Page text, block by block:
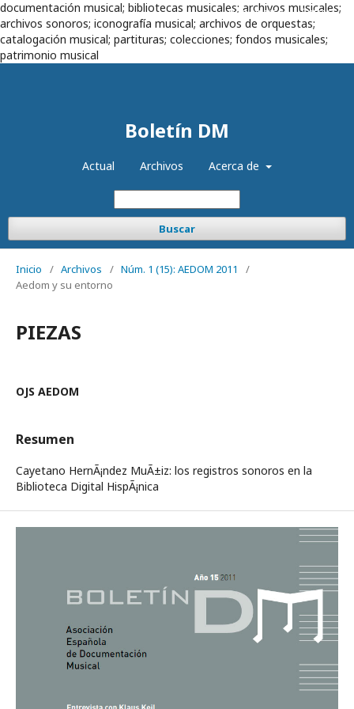
documentación musical; bibliotecas musicales; archivos musicales;
archivos sonoros; iconografía musical; archivos de orquestas;
catalogación musical; partituras; colecciones; fondos musicales;
patrimonio musical
Boletín DM
Actual Archivos Acerca de
Buscar
Registrarse Entrar
Inicio / Archivos / Núm. 1 (15): AEDOM 2011
/
Aedom y su entorno
PIEZAS
OJS AEDOM
Resumen
Cayetano HernÃ¡ndez MuÃ±iz: los registros sonoros en la
Biblioteca Digital HispÃ¡nica